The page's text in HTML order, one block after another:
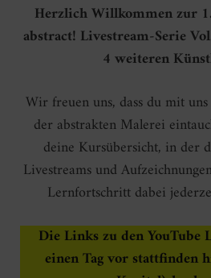
Herzlich Willkommen zur
abstract! Livestream-Serie
4 weiteren
Wir freuen uns, dass du mit
der abstrakten Malerei
deine Kursübersicht, in der
Livestreams und
Lernfortschritt dabei
Die Links zu den YouTube
einen Tag vor stattfinden